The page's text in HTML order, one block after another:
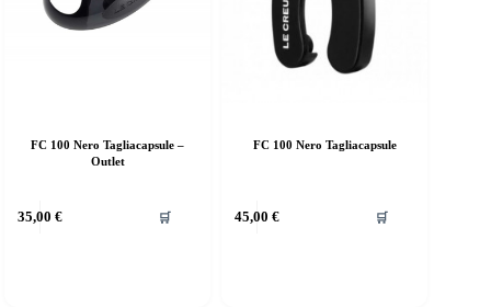
FC 100 Nero Tagliacapsule –
Outlet
35,00 € 🛒
FC 100 Nero Tagliacapsule
45,00 € 🛒